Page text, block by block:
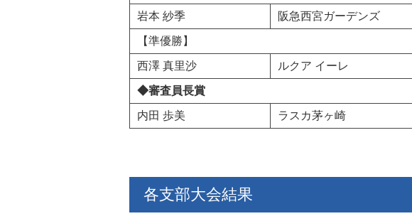
岩本 紗季 阪急西宮ガーデンズ
【準優勝】
西澤 真里沙 ルクア イーレ
◆審査員長賞
内田 歩美 ラスカ茅ヶ崎
各支部大会結果